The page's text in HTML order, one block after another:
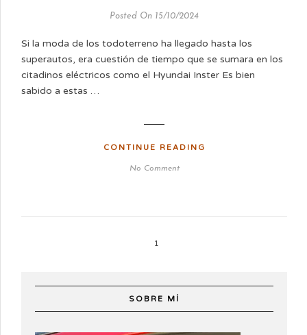
Posted On 15/10/2024
Si la moda de los todoterreno ha llegado hasta los
superautos, era cuestión de tiempo que se sumara en los
citadinos eléctricos como el Hyundai Inster Es bien
sabido a estas …
CONTINUE READING
No Comment
1
SOBRE MÍ